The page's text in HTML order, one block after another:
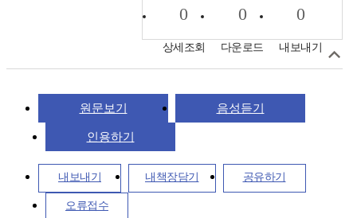
0
상세조회
0
다운로드
0
내보내기
원문보기 음성듣기
인용하기
내보내기 내책장담기 공유하기
오류접수